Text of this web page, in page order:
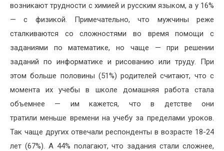
возникают трудности с химией и русским языком, а у 16%
— с физикой. Примечательно, что мужчины реже
сталкиваются со сложностями во время помощи с
заданиями по математике, но чаще — при решении
заданий по информатике и рисованию или труду. При
этом больше половины (51%) родителей считают, что с
момента их учебы в школе домашняя работа стала
объемнее — им кажется, что в детстве они
тратили меньше времени на учебу за пределами уроков.
Так чаще других отвечали респонденты в возрасте 18-24
лет (67%). А 44% полагают, что задания стали сложнее,